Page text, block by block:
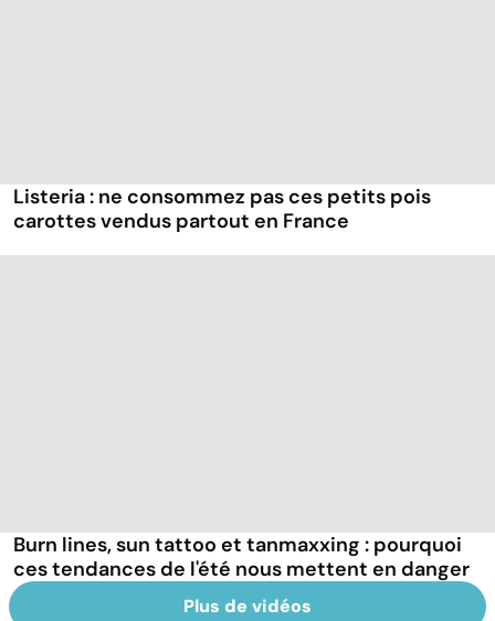
Listeria : ne consommez pas ces petits pois
carottes vendus partout en France
Burn lines, sun tattoo et tanmaxxing : pourquoi
ces tendances de l'été nous mettent en danger
Plus de vidéos